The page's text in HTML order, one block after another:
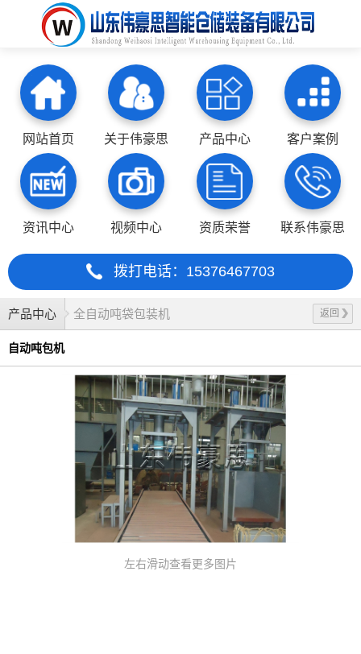
网站首页 关于伟豪思 产品中心 客户案例
资讯中心 视频中心 资质荣誉 联系伟豪思
拨打电话：15376467703
产品中心 返回
全自动吨袋包装机
自动吨包机
左右滑动查看更多图片